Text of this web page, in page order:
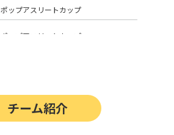
ポップアスリートカップ
ポップアスリートカップ
決勝戦の動画はこちらから
チーム紹介